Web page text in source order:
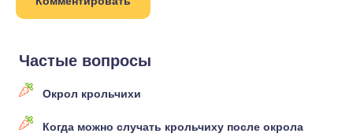
Частые вопросы
Окрол крольчихи
Когда можно случать крольчиху после окрола